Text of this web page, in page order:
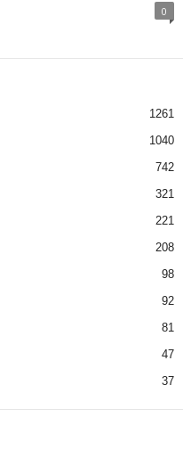
0
1261
1040
742
321
221
208
98
92
81
47
37